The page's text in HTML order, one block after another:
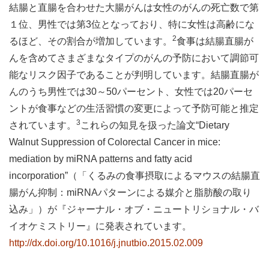
結腸と直腸を合わせた大腸がんは女性のがんの死亡数で第
１位、男性では第3位となっており、特に女性は高齢にな
るほど、その割合が増加しています。
2食事は結腸直腸が
んを含めてさまざまなタイプのがんの予防において調節可
能なリスク因子であることが判明しています。結腸直腸が
んのうち男性では30～50パーセント、女性では20パーセ
ントが食事などの生活習慣の変更によって予防可能と推定
されています。
3 これらの知見を扱った論文“Dietary
Walnut Suppression of Colorectal Cancer in mice:
mediation by miRNA patterns and fatty acid
incorporation”（「くるみの食事摂取によるマウスの結腸直
腸がん抑制：miRNAパターンによる媒介と脂肪酸の取り
込み」）が『ジャーナル・オブ・ニュートリショナル・バ
イオケミストリー』に発表されています。
http://dx.doi.org/10.1016/j.jnutbio.2015.02.009